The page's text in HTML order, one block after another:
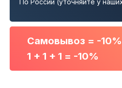
По России (уточняйте у
Самовывоз = -10%
1 + 1 + 1 = -10%